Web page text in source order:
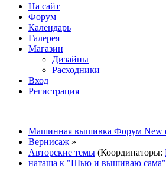
На сайт
Форум
Календарь
Галерея
Магазин
Дизайны
Расходники
Вход
Регистрация
Машинная вышивка Форум New
Вернисаж »
Авторские темы (Координаторы:
наташа к "Шью и вышиваю сама"